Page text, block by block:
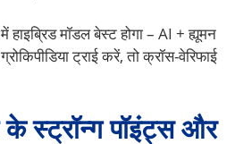
हाइब्रिड मॉडल बेस्ट होगा – AI + ह्यूमन
ट्राई करें, तो क्रॉस-वेरिफाई
के स्ट्रॉन्ग पॉइंट्स और